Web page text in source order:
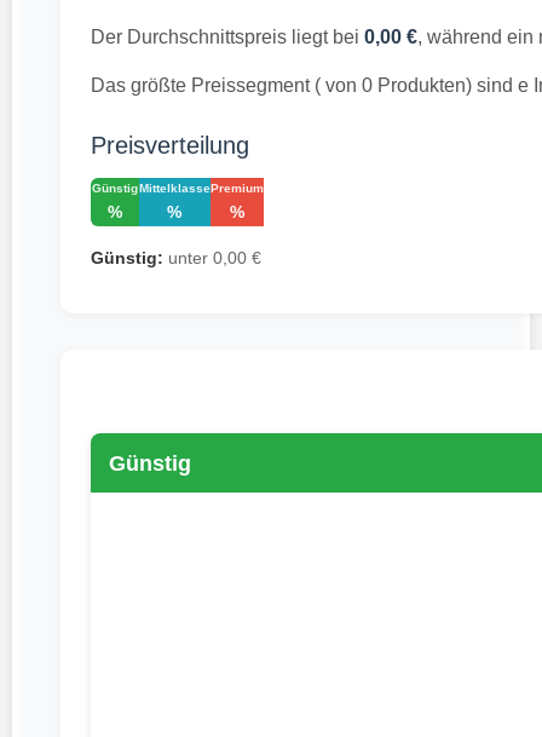
Der Durchschnittspreis liegt bei 0,00 €, während ein
Das größte Preissegment ( von 0 Produkten) sind e
Preisverteilung
Günstig
%
Mittelklasse
%
Premium
%
Günstig: unter 0,00 €
Günstig